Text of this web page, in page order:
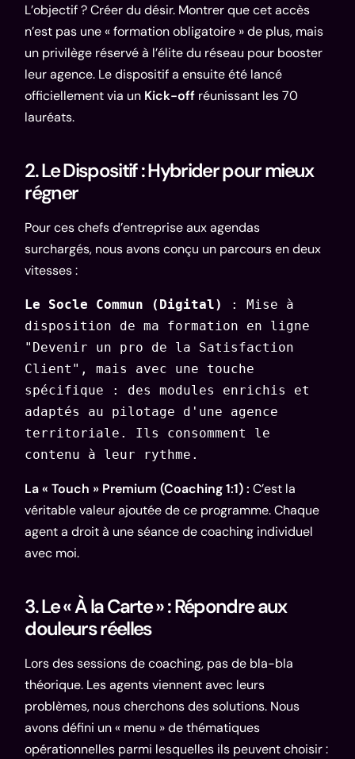
L’objectif ? Créer du désir. Montrer que cet accès
n’est pas une « formation obligatoire » de plus, mais
un privilège réservé à l’élite du réseau pour booster
leur agence. Le dispositif a ensuite été lancé
officiellement via un Kick-off réunissant les 70
lauréats.
2. Le Dispositif : Hybrider pour mieux
régner
Pour ces chefs d’entreprise aux agendas
surchargés, nous avons conçu un parcours en deux
vitesses :
Le Socle Commun (Digital)
: Mise à
disposition de ma formation en ligne
"Devenir un pro de la Satisfaction
Client", mais avec une touche
spécifique : des modules enrichis et
adaptés au pilotage d'une agence
territoriale. Ils consomment le
contenu à leur rythme.
La « Touch » Premium (Coaching 1:1) : C’est la
véritable valeur ajoutée de ce programme. Chaque
agent a droit à une séance de coaching individuel
avec moi.
3. Le « À la Carte » : Répondre aux
douleurs réelles
Lors des sessions de coaching, pas de bla-bla
théorique. Les agents viennent avec leurs
problèmes, nous cherchons des solutions. Nous
avons défini un « menu » de thématiques
opérationnelles parmi lesquelles ils peuvent choisir :